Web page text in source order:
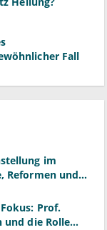
Fall
im
Reformen und
Prof.
und die Rolle